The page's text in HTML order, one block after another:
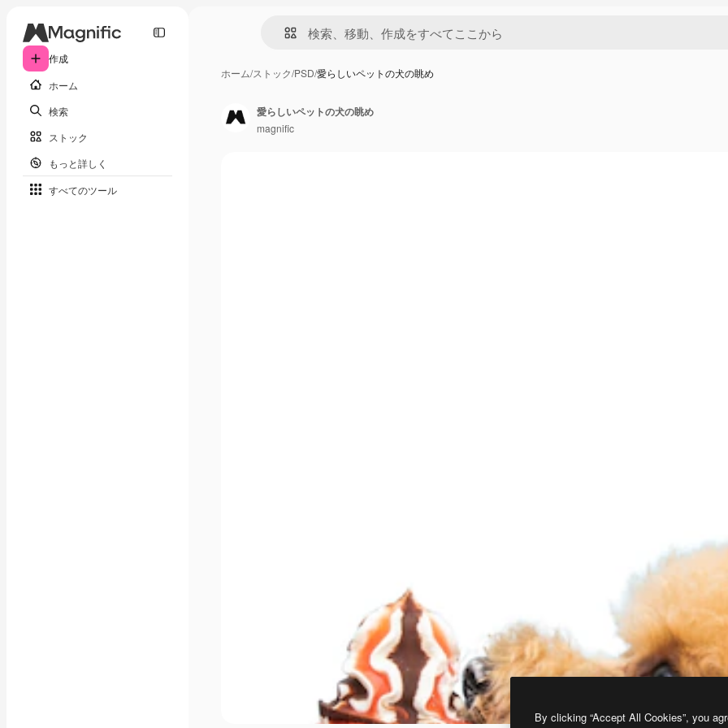
作成
ホーム
検索
ストック
もっと詳しく
すべてのツール
ホーム/ストック/PSD/愛らしいペットの犬の眺め
愛らしいペットの犬の眺め
magnific
By clicking “Accept All Cookies”, you